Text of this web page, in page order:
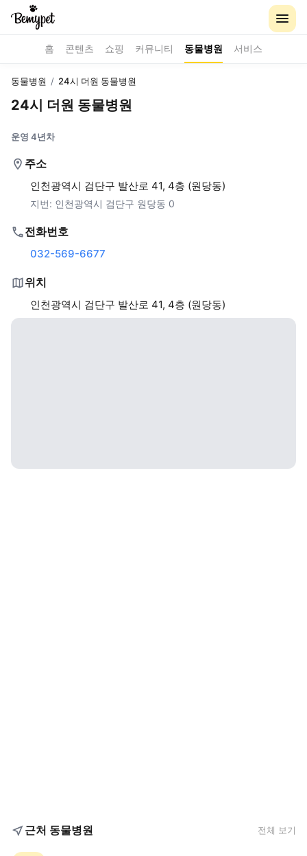
홈 콘텐츠 쇼핑 커뮤니티 동물병원 서비스
동물병원 / 24시 더원 동물병원
24시 더원 동물병원
운영 4년차
주소
인천광역시 검단구 발산로 41, 4층 (원당동)
지번: 인천광역시 검단구 원당동 0
전화번호
032-569-6677
위치
인천광역시 검단구 발산로 41, 4층 (원당동)
근처 동물병원 전체 보기